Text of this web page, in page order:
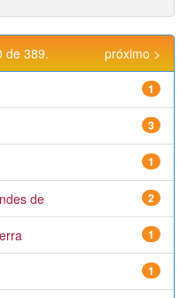
de 389. próximo >
1
3
1
de 2
1
1